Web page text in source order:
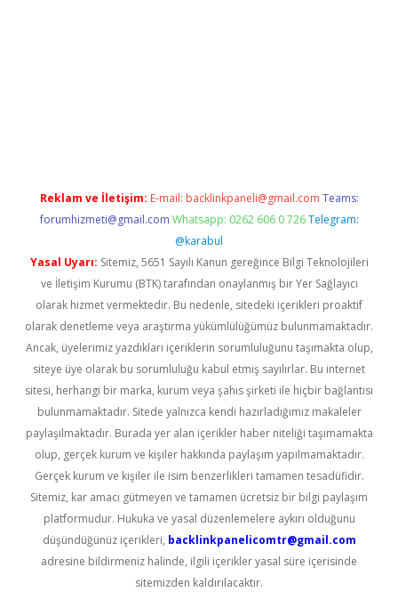
Reklam ve İletişim: E-mail: backlinkpaneli@gmail.com Teams:
forumhizmeti@gmail.com Whatsapp: 0262 606 0 726 Telegram:
@karabul
Yasal Uyarı: Sitemiz, 5651 Sayılı Kanun gereğince Bilgi Teknolojileri
ve İletişim Kurumu (BTK) tarafından onaylanmış bir Yer Sağlayıcı
olarak hizmet vermektedir. Bu nedenle, sitedeki içerikleri proaktif
olarak denetleme veya araştırma yükümlülüğümüz bulunmamaktadır.
Ancak, üyelerimiz yazdıkları içeriklerin sorumluluğunu taşımakta olup,
siteye üye olarak bu sorumluluğu kabul etmiş sayılırlar. Bu internet
sitesi, herhangi bir marka, kurum veya şahıs şirketi ile hiçbir bağlantısı
bulunmamaktadır. Sitede yalnızca kendi hazırladığımız makaleler
paylaşılmaktadır. Burada yer alan içerikler haber niteliği taşımamakta
olup, gerçek kurum ve kişiler hakkında paylaşım yapılmamaktadır.
Gerçek kurum ve kişiler ile isim benzerlikleri tamamen tesadüfidir.
Sitemiz, kar amacı gütmeyen ve tamamen ücretsiz bir bilgi paylaşım
platformudur. Hukuka ve yasal düzenlemelere aykırı olduğunu
düşündüğünüz içerikleri, backlinkpanelicomtr@gmail.com
adresine bildirmeniz halinde, ilgili içerikler yasal süre içerisinde
sitemizden kaldırılacaktır.